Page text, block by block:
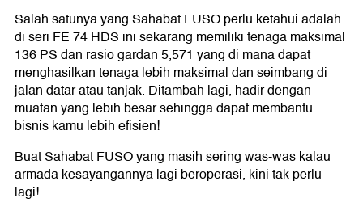
Salah satunya yang Sahabat FUSO perlu ketahui adalah
di seri FE 74 HDS ini sekarang memiliki tenaga maksimal
136 PS dan rasio gardan 5,571 yang di mana dapat
menghasilkan tenaga lebih maksimal dan seimbang di
jalan datar atau tanjak. Ditambah lagi, hadir dengan
muatan yang lebih besar sehingga dapat membantu
bisnis kamu lebih efisien!
Buat Sahabat FUSO yang masih sering was-was kalau
armada kesayangannya lagi beroperasi, kini tak perlu
lagi!